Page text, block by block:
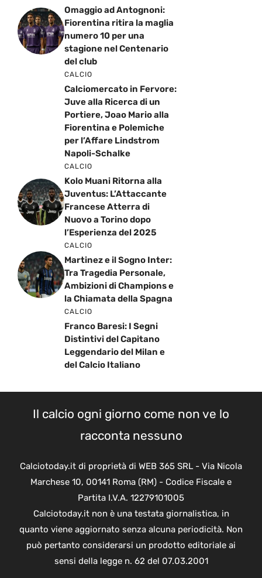
Omaggio ad Antognoni:
Fiorentina ritira la maglia
numero 10 per una
stagione nel Centenario
del club
CALCIO
Calciomercato in Fervore:
Juve alla Ricerca di un
Portiere, Joao Mario alla
Fiorentina e Polemiche
per l’Affare Lindstrom
Napoli-Schalke
CALCIO
Kolo Muani Ritorna alla
Juventus: L’Attaccante
Francese Atterra di
Nuovo a Torino dopo
l’Esperienza del 2025
CALCIO
Martinez e il Sogno Inter:
Tra Tragedia Personale,
Ambizioni di Champions e
la Chiamata della Spagna
CALCIO
Franco Baresi: I Segni
Distintivi del Capitano
Leggendario del Milan e
del Calcio Italiano
Il calcio ogni giorno come non ve lo
racconta nessuno
Calciotoday.it di proprietà di WEB 365 SRL - Via Nicola
Marchese 10, 00141 Roma (RM) - Codice Fiscale e
Partita I.V.A. 12279101005
Calciotoday.it non è una testata giornalistica, in
quanto viene aggiornato senza alcuna periodicità. Non
può pertanto considerarsi un prodotto editoriale ai
sensi della legge n. 62 del 07.03.2001